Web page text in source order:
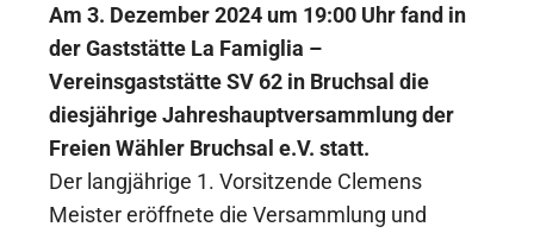
Am 3. Dezember 2024 um 19:00 Uhr fand in
der Gaststätte La Famiglia –
Vereinsgaststätte SV 62 in Bruchsal die
diesjährige Jahreshauptversammlung der
Freien Wähler Bruchsal e.V. statt.
Der langjährige 1. Vorsitzende Clemens
Meister eröffnete die Versammlung und